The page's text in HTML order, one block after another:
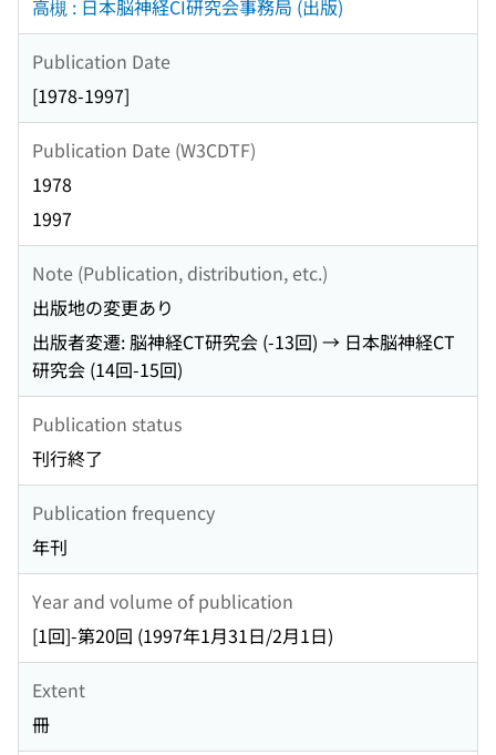
高槻 : 日本脳神経CI研究会事務局 (出版)
Publication Date
[1978-1997]
Publication Date (W3CDTF)
1978
1997
Note (Publication, distribution, etc.)
出版地の変更あり
出版者変遷: 脳神経CT研究会 (-13回) → 日本脳神経CT
研究会 (14回-15回)
Publication status
刊行終了
Publication frequency
年刊
Year and volume of publication
[1回]-第20回 (1997年1月31日/2月1日)
Extent
冊